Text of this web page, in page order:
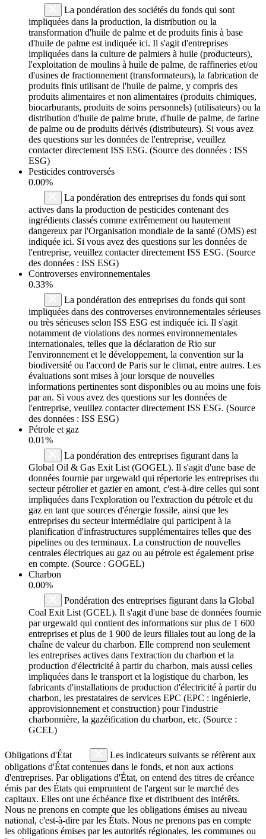
La pondération des sociétés du fonds qui sont
impliquées dans la production, la distribution ou la
transformation d'huile de palme et de produits finis à base
d'huile de palme est indiquée ici. Il s'agit d'entreprises
impliquées dans la culture de palmiers à huile (producteurs),
l'exploitation de moulins à huile de palme, de raffineries et/ou
d'usines de fractionnement (transformateurs), la fabrication de
produits finis utilisant de l'huile de palme, y compris des
produits alimentaires et non alimentaires (produits chimiques,
biocarburants, produits de soins personnels) (utilisateurs) ou la
distribution d'huile de palme brute, d'huile de palme, de farine
de palme ou de produits dérivés (distributeurs). Si vous avez
des questions sur les données de l'entreprise, veuillez
contacter directement ISS ESG. (Source des données : ISS
ESG)
Pesticides controversés
0.00%
La pondération des entreprises du fonds qui sont
actives dans la production de pesticides contenant des
ingrédients classés comme extrêmement ou hautement
dangereux par l'Organisation mondiale de la santé (OMS) est
indiquée ici. Si vous avez des questions sur les données de
l'entreprise, veuillez contacter directement ISS ESG. (Source
des données : ISS ESG)
Controverses environnementales
0.33%
La pondération des entreprises du fonds qui sont
impliquées dans des controverses environnementales sérieuses
ou très sérieuses selon ISS ESG est indiquée ici. Il s'agit
notamment de violations des normes environnementales
internationales, telles que la déclaration de Rio sur
l'environnement et le développement, la convention sur la
biodiversité ou l'accord de Paris sur le climat, entre autres. Les
évaluations sont mises à jour lorsque de nouvelles
informations pertinentes sont disponibles ou au moins une fois
par an. Si vous avez des questions sur les données de
l'entreprise, veuillez contacter directement ISS ESG. (Source
des données : ISS ESG)
Pétrole et gaz
0.01%
La pondération des entreprises figurant dans la
Global Oil & Gas Exit List (GOGEL). Il s'agit d'une base de
données fournie par urgewald qui répertorie les entreprises du
secteur pétrolier et gazier en amont, c'est-à-dire celles qui sont
impliquées dans l'exploration ou l'extraction du pétrole et du
gaz en tant que sources d'énergie fossile, ainsi que les
entreprises du secteur intermédiaire qui participent à la
planification d'infrastructures supplémentaires telles que des
pipelines ou des terminaux. La construction de nouvelles
centrales électriques au gaz ou au pétrole est également prise
en compte. (Source : GOGEL)
Charbon
0.00%
Pondération des entreprises figurant dans la Global
Coal Exit List (GCEL). Il s'agit d'une base de données fournie
par urgewald qui contient des informations sur plus de 1 600
entreprises et plus de 1 900 de leurs filiales tout au long de la
chaîne de valeur du charbon. Elle comprend non seulement
les entreprises actives dans l'extraction du charbon et la
production d'électricité à partir du charbon, mais aussi celles
impliquées dans le transport et la logistique du charbon, les
fabricants d'installations de production d'électricité à partir du
charbon, les prestataires de services EPC (EPC : ingénierie,
approvisionnement et construction) pour l'industrie
charbonnière, la gazéification du charbon, etc. (Source :
GCEL)
Obligations d'État
Les indicateurs suivants se réfèrent aux
obligations d'État contenues dans le fonds, et non aux actions
d'entreprises. Par obligations d'État, on entend des titres de créance
émis par des États qui empruntent de l'argent sur le marché des
capitaux. Elles ont une échéance fixe et distribuent des intérêts.
Nous ne prenons en compte que les obligations émises au niveau
national, c'est-à-dire par les États. Nous ne prenons pas en compte
les obligations émises par les autorités régionales, les communes ou